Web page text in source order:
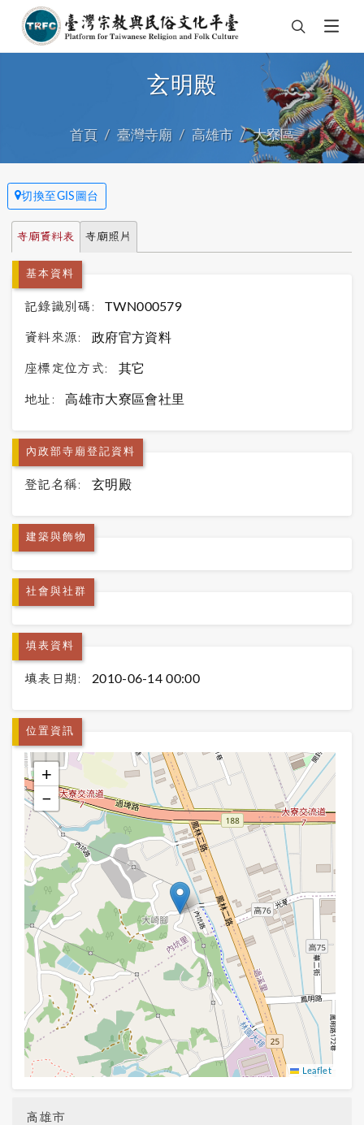
玄明殿
首頁 臺灣寺廟 高雄市 大寮區
切換至GIS圖台
寺廟資料表 寺廟照片
基本資料
記錄識別碼: TWN000579
資料來源: 政府官方資料
座標定位方式: 其它
地址: 高雄市大寮區會社里
內政部寺廟登記資料
登記名稱: 玄明殿
建築與飾物
社會與社群
填表資料
填表日期: 2010-06-14 00:00
位置資訊
+
−
Leaflet
高雄市